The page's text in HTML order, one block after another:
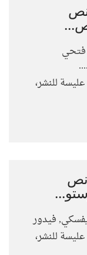
للنشر،
فيدور
للنشر،